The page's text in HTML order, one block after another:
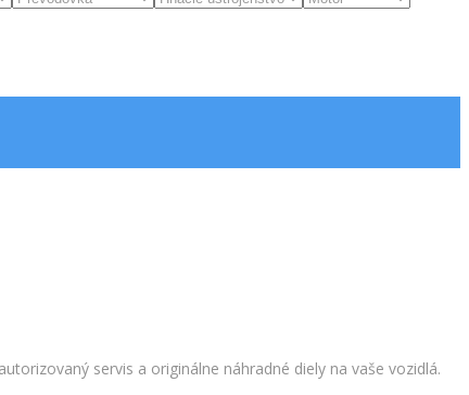
servis a originálne náhradné diely na vaše vozidlá.